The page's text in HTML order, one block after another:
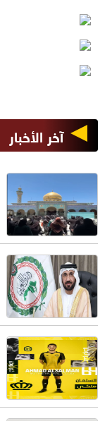
آخر الأخبار